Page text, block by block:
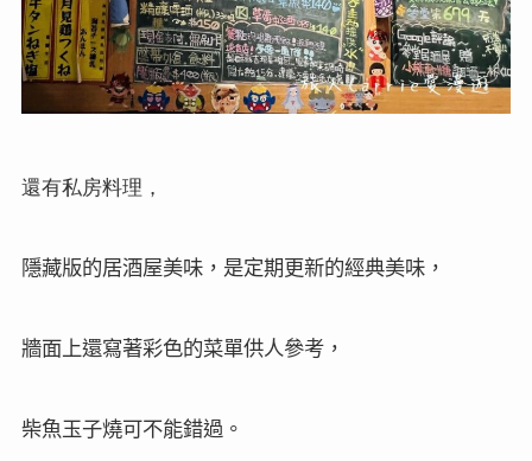
還有私房料理，
隱藏版的居酒屋美味，是定期更新的經典美味，
牆面上還寫著彩色的菜單供人參考，
柴魚玉子燒可不能錯過。